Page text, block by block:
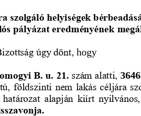
szolgáló helyiségek
pályázat eredményének
úgy dönt, hogy
B. u. 21. szám alatti,
földszinti nem lakás céljára
alapján  kiírt  nyilvános,